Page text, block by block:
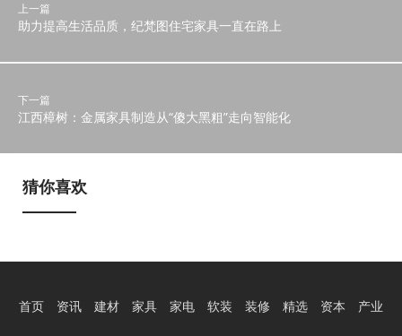
上一篇
助力提高生活品质，纪梵图住宅家具一直在路上
下一篇
江西樟树：金属家具制造从“傻大黑粗”走向智能化
猜你喜欢
首页 资讯 建材 家具 家电 软装 装修 精选 资本 产业